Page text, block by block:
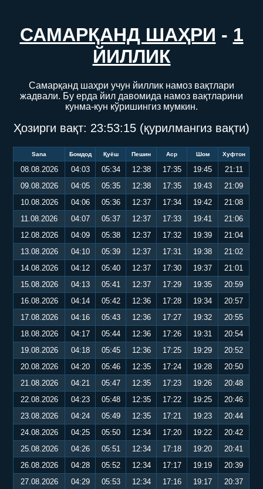
САМАРҚАНД ШАҲРИ - 1
ЙИЛЛИК
Самарқанд шаҳри учун йиллик намоз вақтлари
жадвали. Бу ерда йил давомида намоз вақтларини
кунма-кун кўришингиз мумкин.
Ҳозирги вақт: 23:53:16 (қурилмангиз вақти)
Sana Бомдод Қуёш Пешин Аср Шом Хуфтон
08.08.2026 04:03 05:34 12:38 17:35 19:45
21:11
09.08.2026
04:05 05:35 12:38 17:35 19:43
21:09
10.08.2026
04:06 05:36 12:37 17:34 19:42
21:08
11.08.2026
04:07 05:37 12:37 17:33 19:41
21:06
12.08.2026
04:09 05:38 12:37 17:32 19:39
21:04
13.08.2026
04:10 05:39 12:37 17:31 19:38
21:02
14.08.2026
04:12 05:40 12:37 17:30 19:37
21:01
15.08.2026
04:13 05:41 12:37 17:29 19:35
20:59
16.08.2026
04:14 05:42 12:36 17:28 19:34
20:57
17.08.2026
04:16 05:43 12:36 17:27 19:32
20:55
18.08.2026
04:17 05:44 12:36 17:26 19:31
20:54
19.08.2026
04:18 05:45 12:36 17:25 19:29
20:52
20.08.2026
04:20 05:46 12:35 17:24 19:28
20:50
21.08.2026
04:21 05:47 12:35 17:23 19:26
20:48
22.08.2026
04:23 05:48 12:35 17:22 19:25
20:46
23.08.2026
04:24 05:49 12:35 17:21 19:23
20:44
24.08.2026
04:25 05:50 12:34 17:20 19:22
20:42
25.08.2026
04:26 05:51 12:34 17:18 19:20
20:41
26.08.2026
04:28 05:52 12:34 17:17 19:19
20:39
27.08.2026
04:29 05:53 12:34 17:16 19:17
20:37